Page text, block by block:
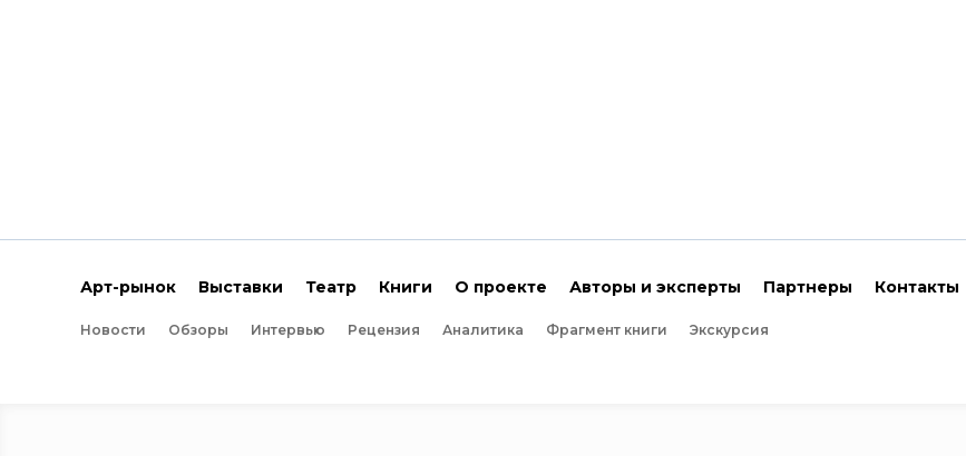
Арт-рынок Выставки Театр Книги О проекте Авторы и эксперты Партнеры Контакты
Новости Обзоры Интервью Рецензия Аналитика Фрагмент книги Экскурсия